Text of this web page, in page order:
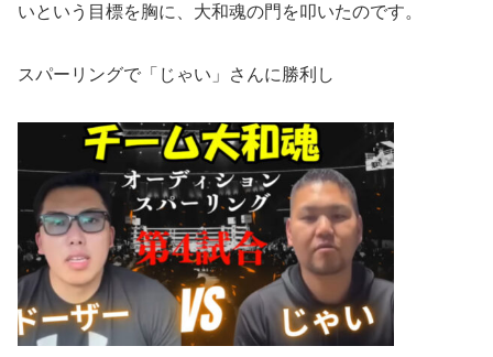
いという目標を胸に、大和魂の門を叩いたのです。
スパーリングで「じゃい」さんに勝利し